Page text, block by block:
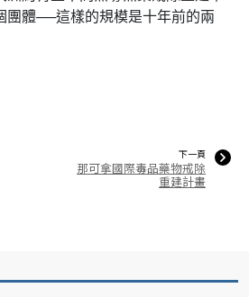
團體──這樣的規模是十年前的兩
下一頁
那可拿國際毒品藥物戒除
重建計畫